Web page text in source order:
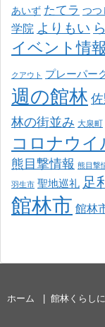
あいず たてラ つつ
学院 よりもい
イベント情報
クアウト プレーパー
週の館林
林の街並み 大泉町
コロナウイ
熊目撃情報 熊目撃
羽生市 聖地巡礼 足
館林市 館林
ホーム 館林くらし